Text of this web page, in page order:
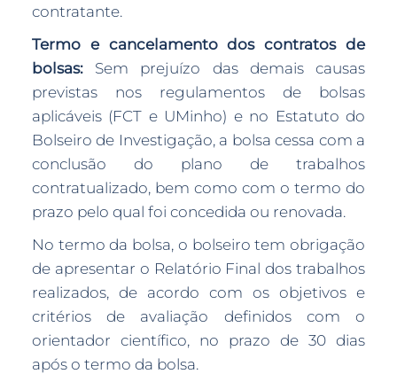
contratante.
Termo e cancelamento dos contratos de
bolsas: Sem prejuízo das demais causas
previstas nos regulamentos de bolsas
aplicáveis (FCT e UMinho) e no Estatuto do
Bolseiro de Investigação, a bolsa cessa com a
conclusão do plano de trabalhos
contratualizado, bem como com o termo do
prazo pelo qual foi concedida ou renovada.
No termo da bolsa, o bolseiro tem obrigação
de apresentar o Relatório Final dos trabalhos
realizados, de acordo com os objetivos e
critérios de avaliação definidos com o
orientador científico, no prazo de 30 dias
após o termo da bolsa.